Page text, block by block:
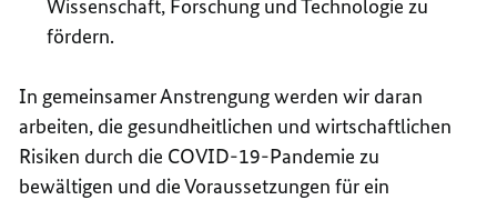
Wissenschaft, Forschung und Technologie zu
fördern.
In gemeinsamer Anstrengung werden wir daran
arbeiten, die gesundheitlichen und wirtschaftlichen
Risiken durch die COVID-19-Pandemie zu
bewältigen und die Voraussetzungen für ein